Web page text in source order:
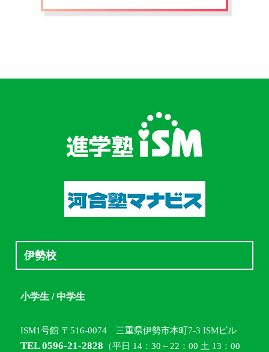
伊勢校
小学生 / 中学生
ISM1号館 〒516-0074 三重県伊勢市本町7-3 ISMビル
TEL 0596-21-2828 （平日 14：30～22：00 土 13：00